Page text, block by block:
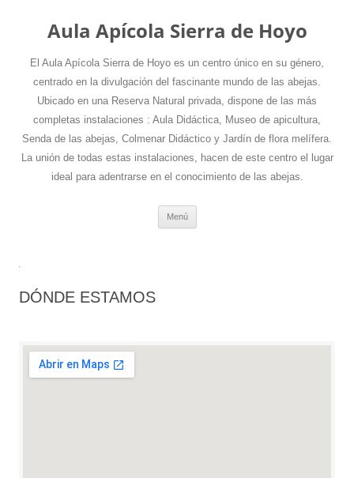
Aula Apícola Sierra de Hoyo
El Aula Apícola Sierra de Hoyo es un centro único en su género,
centrado en la divulgación del fascinante mundo de las abejas.
Ubicado en una Reserva Natural privada, dispone de las más
completas instalaciones : Aula Didáctica, Museo de apicultura,
Senda de las abejas, Colmenar Didáctico y Jardín de flora melífera.
La unión de todas estas instalaciones, hacen de este centro el lugar
ideal para adentrarse en el conocimiento de las abejas.
Menú
DÓNDE ESTAMOS